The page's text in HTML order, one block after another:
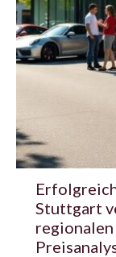
Stuttgart